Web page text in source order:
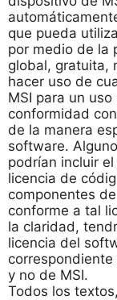
que pueda
por medio de la
global, gratuita,
hacer uso de
MSI para un
conformidad
de la manera
software.
podrían incluir
licencia de
componentes
conforme a tal
la claridad,
licencia del
y no de MSI.
Todos los